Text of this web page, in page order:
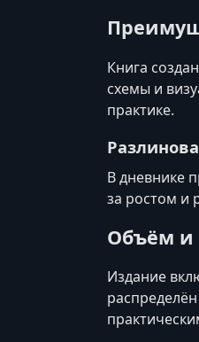
Книга
схемы и
практике.
В дневнике
за ростом и
Объём и
Издание